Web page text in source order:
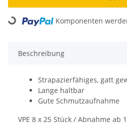
Loading... Komponenten
Beschreibung
Strapazierfähiges, gatt
Lange haltbar
Gute Schmutzaufnahme
VPE 8 x 25 Stück / Abnahme ab